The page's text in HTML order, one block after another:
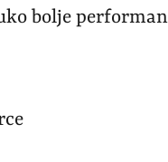
bolje